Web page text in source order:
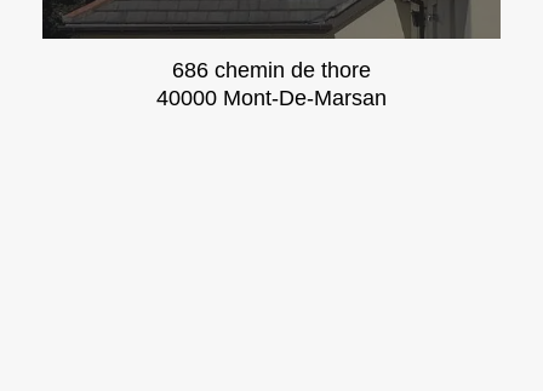
686 chemin de thore
40000 Mont-De-Marsan